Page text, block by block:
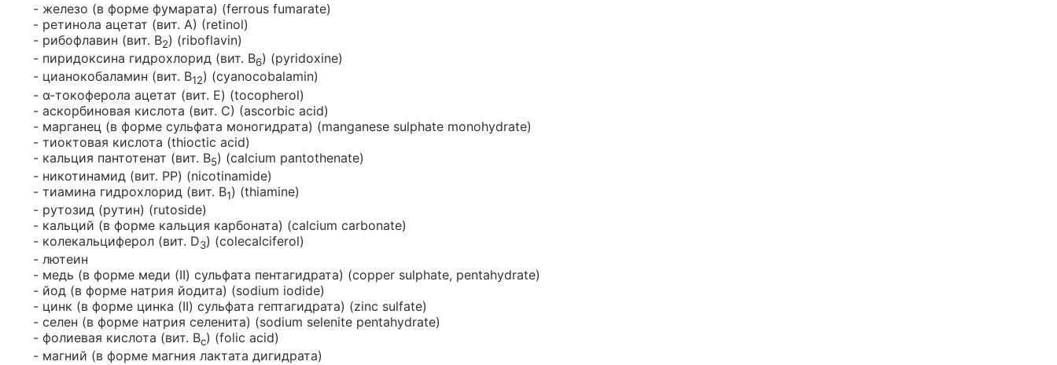
- железо (в форме фумарата) (ferrous fumarate)
- ретинола ацетат (вит. А) (retinol)
- рибофлавин (вит. B2) (riboflavin)
- пиридоксина гидрохлорид (вит. B6) (pyridoxine)
- цианокобаламин (вит. B12) (cyanocobalamin)
- α-токоферола ацетат (вит. E) (tocopherol)
- аскорбиновая кислота (вит. С) (ascorbic acid)
- марганец (в форме сульфата моногидрата) (manganese sulphate monohydrate)
- тиоктовая кислота (thioctic acid)
- кальция пантотенат (вит. B5) (calcium pantothenate)
- никотинамид (вит. PP) (nicotinamide)
- тиамина гидрохлорид (вит. B1) (thiamine)
- рутозид (рутин) (rutoside)
- кальций (в форме кальция карбоната) (calcium carbonate)
- колекальциферол (вит. D3) (colecalciferol)
- лютеин
- медь (в форме меди (II) сульфата пентагидрата) (copper sulphate, pentahydrate)
- йод (в форме натрия йодита) (sodium iodide)
- цинк (в форме цинка (II) сульфата гептагидрата) (zinc sulfate)
- селен (в форме натрия селенита) (sodium selenite pentahydrate)
- фолиевая кислота (вит. Bc) (folic acid)
- магний (в форме магния лактата дигидрата)